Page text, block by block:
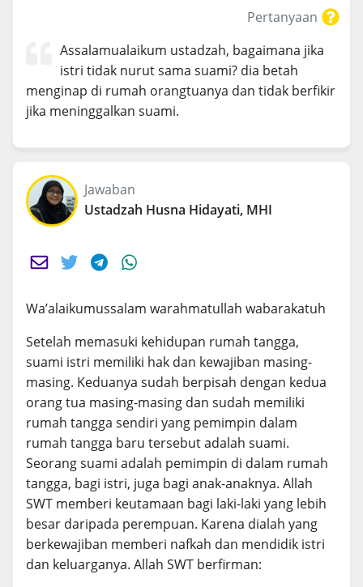
Pertanyaan
Assalamualaikum ustadzah, bagaimana jika
istri tidak nurut sama suami? dia betah
menginap di rumah orangtuanya dan tidak berfikir
jika meninggalkan suami.
Jawaban
Ustadzah Husna Hidayati, MHI
Wa’alaikumussalam warahmatullah wabarakatuh
Setelah memasuki kehidupan rumah tangga,
suami istri memiliki hak dan kewajiban masing-
masing. Keduanya sudah berpisah dengan kedua
orang tua masing-masing dan sudah memiliki
rumah tangga sendiri yang pemimpin dalam
rumah tangga baru tersebut adalah suami.
Seorang suami adalah pemimpin di dalam rumah
tangga, bagi istri, juga bagi anak-anaknya. Allah
SWT memberi keutamaan bagi laki-laki yang lebih
besar daripada perempuan. Karena dialah yang
berkewajiban memberi nafkah dan mendidik istri
dan keluarganya. Allah SWT berfirman: